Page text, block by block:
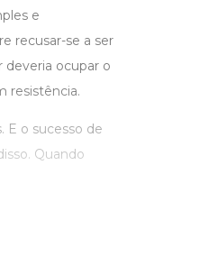
e
recusar-se a ser
deveria ocupar o
resistência.
E o sucesso de
Quando